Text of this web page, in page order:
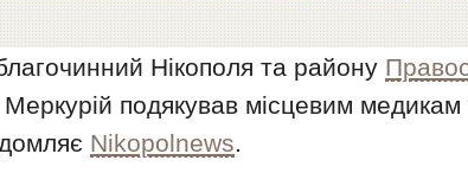
Нікополя та району
Меркурій подякував місцевим медикам
Nikopolnews.